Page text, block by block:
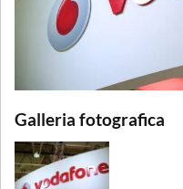
Galleria fotografica